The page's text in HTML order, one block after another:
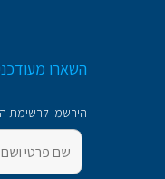
השארו
הירשמו לרשימת